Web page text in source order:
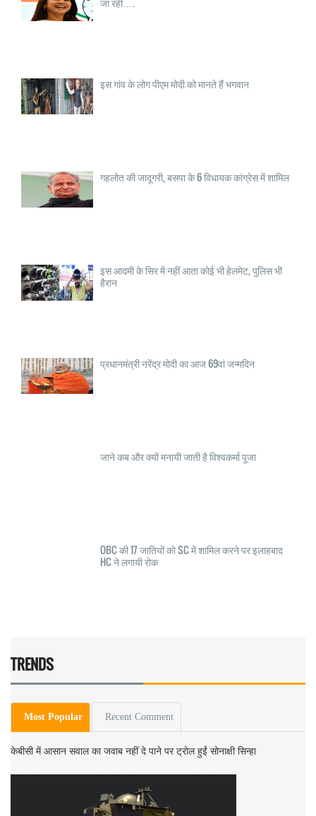
इस गांव के लोग पीएम मोदी को मानते हैं भगवान
गहलोत की जादूगरी, बसपा के 6 विधायक कांग्रेस में शामिल
इस आदमी के सिर में नहीं आता कोई भी हेलमेट, पुलिस भी
हैरान
प्रधानमंत्री नरेंद्र मोदी का आज 69वां जन्मदिन
जाने कब और क्यों मनायी जाती है विश्वकर्मा पूजा
OBC की 17 जातियों को SC में शामिल करने पर इलाहबाद
HC ने लगायी रोक
TRENDS
Most Popular Recent Comment
केबीसी में आसान सवाल का जवाब नहीं दे पाने पर ट्रोल हुईं सोनाक्षी सिन्हा